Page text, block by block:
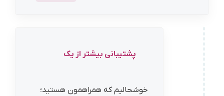
پشتیبانی بیشتر از یک
خوشحالیم که همراهمون هستید؛